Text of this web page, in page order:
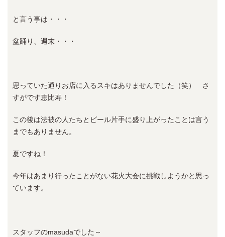
と言う事は・・・
盆踊り、週末・・・
思っていた通りお店に入るスキはありませんでした（笑） さ
すがです恵比寿！
この後は法被の人たちとビール片手に盛り上がったことは言う
までもありません。
夏ですね！
今年はあまり行ったことがない花火大会に挑戦しようかと思っ
ています。
スタッフのmasudaでした～